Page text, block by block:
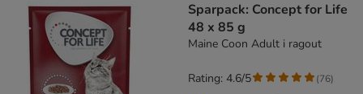
Sparpack: Concept for Life
48 x 85 g
Maine Coon Adult i ragout
Rating: 4.6/5 (76)